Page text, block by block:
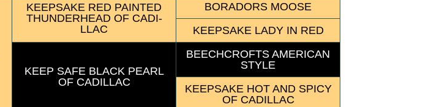
KEEP­SAKE RED PAINTED
THUN­DER­HEAD OF CADI­
LLAC
BORA­DORS MOOSE
KEEP­SAKE LADY IN RED
KEEP SAFE BLACK PEARL
OF CADI­LLAC
BEECH­CROFTS AMERI­CAN
STYLE
KEEP­SAKE HOT AND SPICY
OF CADI­LLAC